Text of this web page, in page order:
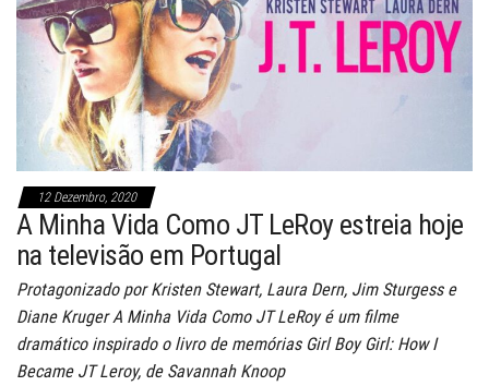
12 Dezembro, 2020
A Minha Vida Como JT LeRoy estreia hoje
na televisão em Portugal
Protagonizado por Kristen Stewart, Laura Dern, Jim Sturgess e
Diane Kruger A Minha Vida Como JT LeRoy é um filme
dramático inspirado o livro de memórias Girl Boy Girl: How I
Became JT Leroy, de Savannah Knoop